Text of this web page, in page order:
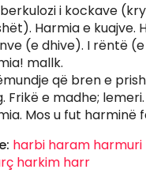
i kockave
Harmia e kuajve.
(e dhive). I rëntë
mallk.
që bren e
Frikë e madhe;
Mos u fut harminë
harbi haram harmuri
harkim harr